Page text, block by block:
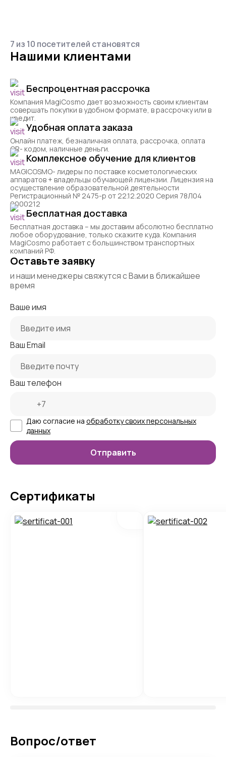
7 из 10 посетителей становятся
Нашими клиентами
Беспроцентная рассрочка
Компания MagiCosmo дает возможность своим клиентам
совершать покупки в удобном формате, в рассрочку или в
кредит.
Удобная оплата заказа
Онлайн платеж, безналичная оплата, рассрочка, оплата
QR- кодом, наличные деньги.
Комплексное обучение для клиентов
MAGICOSMO- лидеры по поставке косметологических
аппаратов + владельцы обучающей лицензии. Лицензия на
осуществление образовательной деятельности
Регистрационный № 2475-р от 22.12.2020 Серия 78Л04
0000212
Бесплатная доставка
Бесплатная доставка – мы доставим абсолютно бесплатно
любое оборудование, только скажите куда. Компания
MagiCosmo работает с большинством транспортных
компаний РФ.
Оставьте заявку
и наши менеджеры свяжутся с Вами в ближайшее
время
Ваше имя
Ваш Email
Ваш телефон
Даю согласие на обработку своих персональных
данных
Сертификаты
Вопрос/ответ